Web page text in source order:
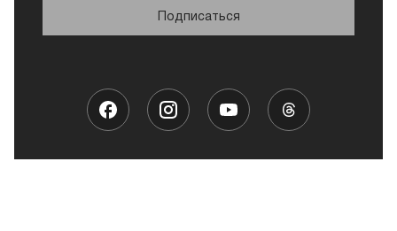
разобраться в более чем 2000 торговых марок и
Декоративная косметика во всех возможных
формах, которая поможет создать любой макияж.
Также можно приобрести аксессуары для ее
Подписаться